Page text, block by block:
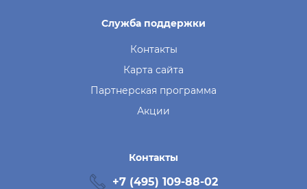
Служба поддержки
Контакты
Карта сайта
Партнерская программа
Акции
Контакты
+7 (495) 109-88-02